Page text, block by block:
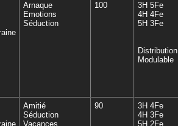
Arnaque
Emotions
Séduction
100
3H 5Fe
4H 4Fe
5H 3Fe
Distribution
Modulable
Amitié
Séduction
Vacances
90
3H 4Fe
4H 3Fe
5H 2Fe